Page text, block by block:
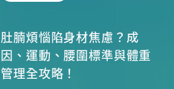
防蚊方法，以預防感染。
肚腩煩惱陷身材焦慮？成
因、運動、腰圍標準與體重
管理全攻略！